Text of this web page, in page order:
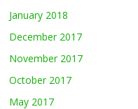
January 2018
December 2017
November 2017
October 2017
May 2017